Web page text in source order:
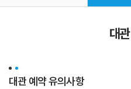
대
대관 예약 유의사항